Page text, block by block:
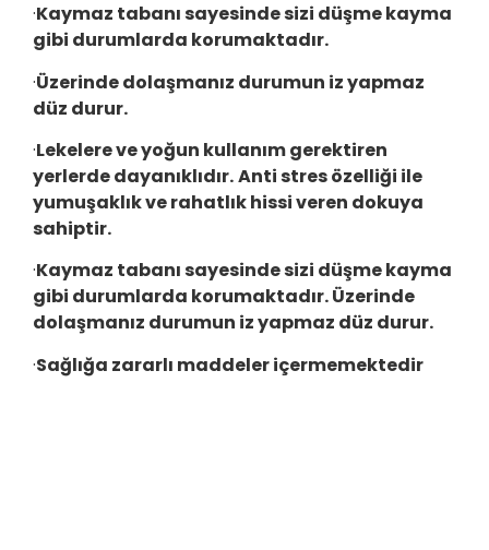
·Kaymaz tabanı sayesinde sizi düşme kayma
gibi durumlarda korumaktadır.
·Üzerinde dolaşmanız durumun iz yapmaz
düz durur.
·Lekelere ve yoğun kullanım gerektiren
yerlerde dayanıklıdır.Anti stres özelliği ile
yumuşaklık ve rahatlık hissi veren dokuya
sahiptir.
·Kaymaz tabanı sayesinde sizi düşme kayma
gibi durumlarda korumaktadır. Üzerinde
dolaşmanız durumun iz yapmaz düz durur.
·Sağlığa zararlı maddeler içermemektedir